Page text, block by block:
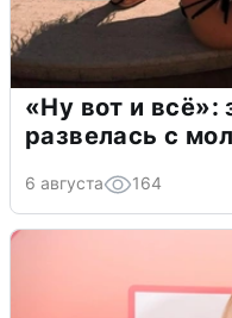
«Ну вот и
развелась с
6 августа 164